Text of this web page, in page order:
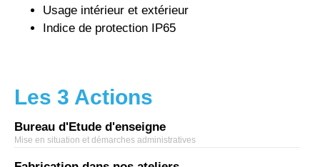
Usage intérieur et extérieur
Indice de protection IP65
Les 3 Actions
Bureau d'Etude d'enseigne
Mise en situation et démarches administratives